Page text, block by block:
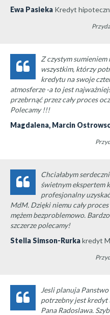
Ewa Pasieka Kredyt
Z czystym sumieniem
wszystkim, którzy
kredytu na swoje
atmosferze -a to jest
przebrnąć przez cały proces
Polecamy !!!
Magdalena, Marcin
Chciałabym
świetnym ekspertem
profesjonalny
MdM. Dzięki niemu cały
mężem bezproblemowo.
szczerze polecamy!
Stella Simson-Rurkakredyt
Jesli planuja
potrzebny jest kredyt
Pana Radoslawa.